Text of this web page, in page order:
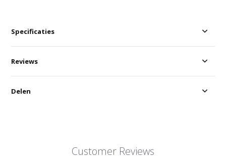
Specificaties
Customer Reviews
Reviews
Delen